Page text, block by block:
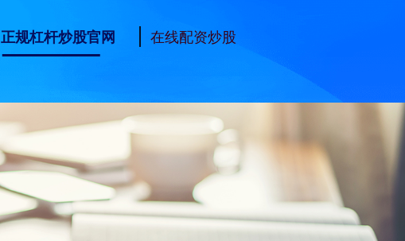
正规杠杆炒股官网 在线配资炒股